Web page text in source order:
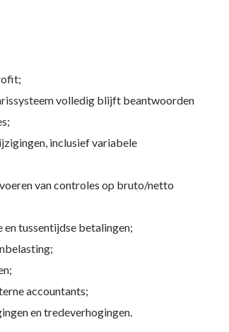
volledig blijft beantwoorden
inclusief variabele
van controles op bruto/netto
tussentijdse betalingen;
accountants;
en tredeverhogingen.